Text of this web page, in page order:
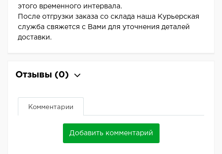
этого временного интервала.
После отгрузки заказа со склада наша Курьерская
служба свяжется с Вами для уточнения деталей
доставки.
Отзывы (0)
Комментарии
Добавить комментарий